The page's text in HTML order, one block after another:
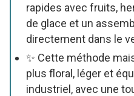
rapides avec fruits,
de glace et un
directement dans le
✨ Cette méthode
plus floral, léger et
industriel, avec une